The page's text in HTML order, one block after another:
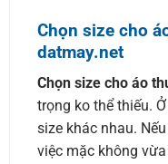
Chọn size cho
datmay.net
Chọn size cho áo
trọng ko thể thiếu.
size khác nhau.
việc mặc không